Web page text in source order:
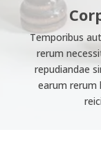
Temporibus
rerum
repudiandae
earum rerum